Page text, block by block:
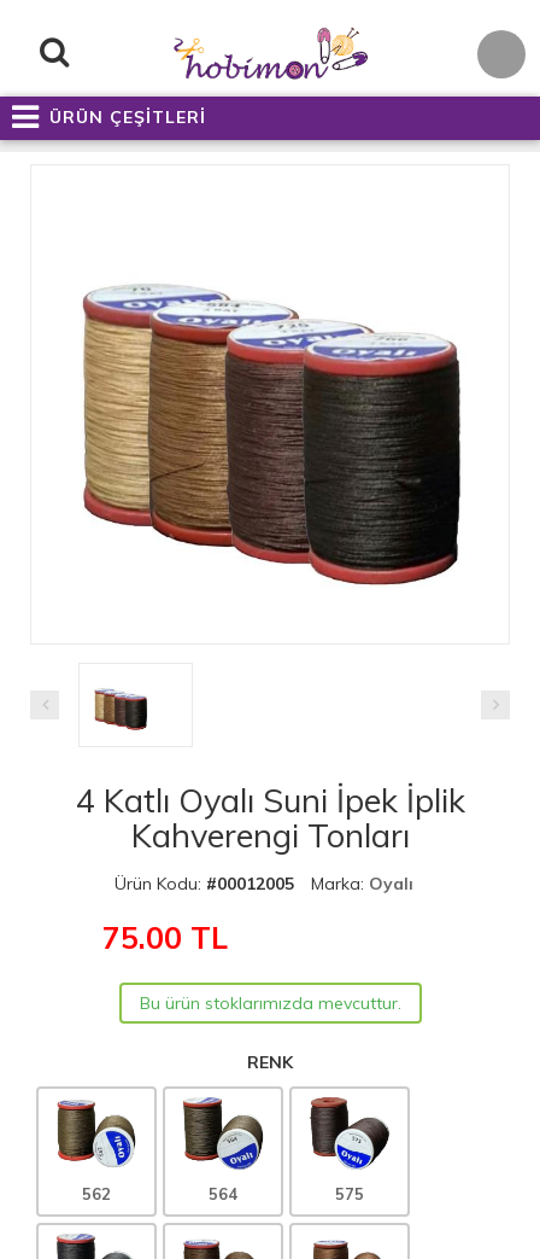
ÜRÜN ÇEŞİTLERİ
4 Katlı Oyalı Suni İpek İplik
Kahverengi Tonları
Ürün Kodu: #00012005 Marka: Oyalı
75.00 TL
Bu ürün stoklarımızda mevcuttur.
RENK
562 564 575